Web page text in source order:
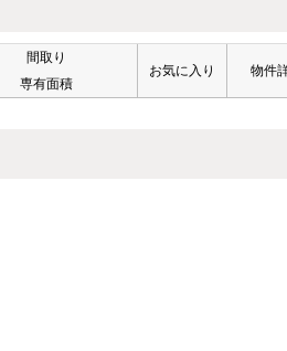
間取り
専有面積
お気に入り 物件